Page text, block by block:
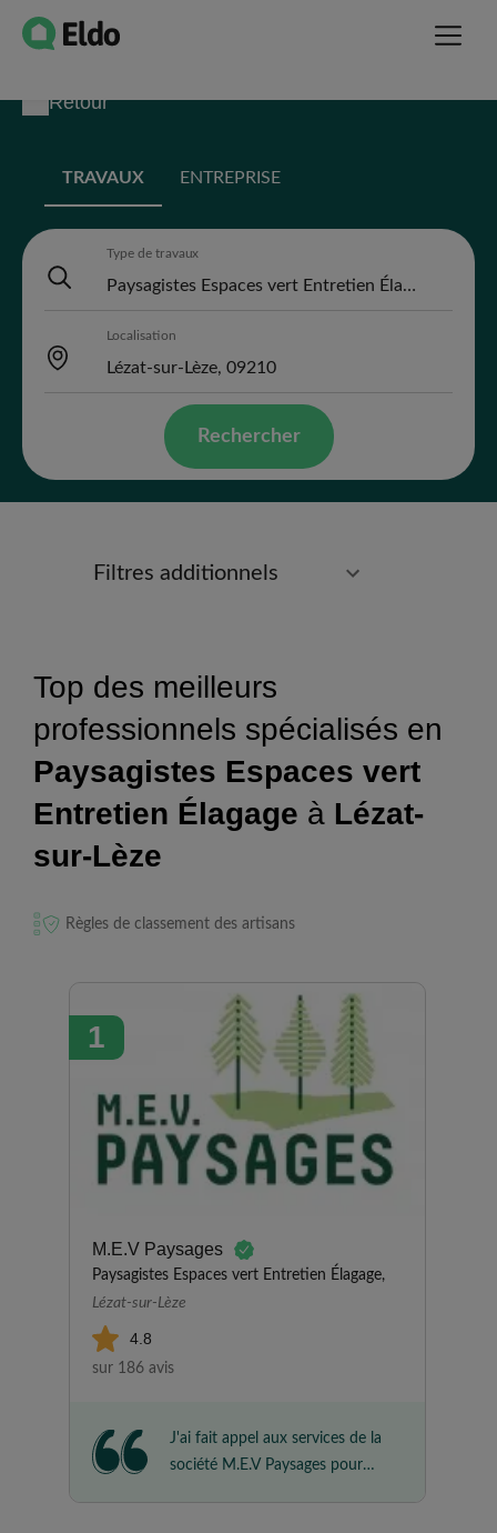
Retour
TRAVAUX ENTREPRISE
Type de travaux
Localisation
Rechercher
Filtres additionnels
Top des meilleurs
professionnels spécialisés en
Paysagistes Espaces vert
Entretien Élagage à Lézat-
sur-Lèze
Règles de classement des artisans
1
M.E.V Paysages
Paysagistes Espaces vert Entretien Élagage,
Lézat-sur-Lèze
4.8
sur 186 avis
J'ai fait appel aux services de la
société M.E.V Paysages pour